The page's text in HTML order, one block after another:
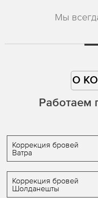
Мы
О
Работаем
Коррекция бровей
Ватра
Коррекция бровей
Шолданешты